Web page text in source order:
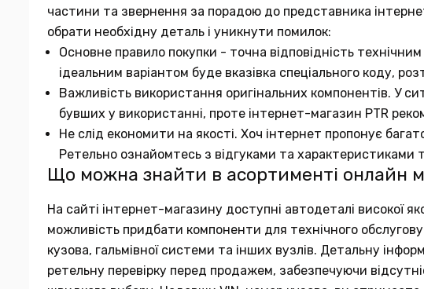
частини та звернення за порадою до представника
обрати необхідну деталь і уникнути помилок:
Основне правило покупки - точна відповідність
ідеальним варіантом буде вказівка спеціального коду,
Важливість використання оригінальних компонентів. У
бувших у використанні, проте інтернет-магазин PTR
Не слід економити на якості. Хоч інтернет пропонує
Ретельно ознайомтесь з відгуками та характеристиками
Що можна знайти в асортименті онлайн
На сайті інтернет-магазину доступні автодеталі високої
можливість придбати компоненти для технічного
кузова, гальмівної системи та інших вузлів. Детальну
ретельну перевірку перед продажем, забезпечуючи